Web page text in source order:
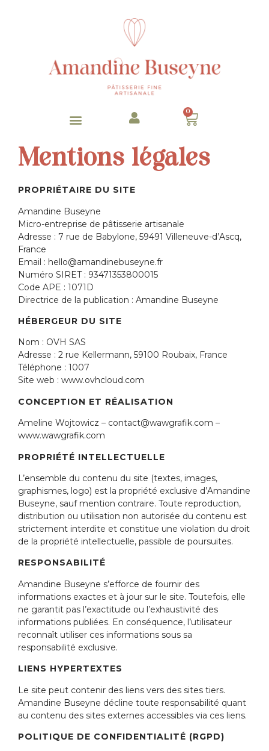
0
Mentions légales
PROPRIÉTAIRE DU SITE
Amandine Buseyne
Micro-entreprise de pâtisserie artisanale
Adresse : 7 rue de Babylone, 59491 Villeneuve-d’Ascq,
France
Email : hello@amandinebuseyne.fr
Numéro SIRET : 93471353800015
Code APE : 1071D
Directrice de la publication : Amandine Buseyne
HÉBERGEUR DU SITE
Nom : OVH SAS
Adresse : 2 rue Kellermann, 59100 Roubaix, France
Téléphone : 1007
Site web : www.ovhcloud.com
CONCEPTION ET RÉALISATION
Ameline Wojtowicz – contact@wawgrafik.com –
www.wawgrafik.com
PROPRIÉTÉ INTELLECTUELLE
L’ensemble du contenu du site (textes, images,
graphismes, logo) est la propriété exclusive d’Amandine
Buseyne, sauf mention contraire. Toute reproduction,
distribution ou utilisation non autorisée du contenu est
strictement interdite et constitue une violation du droit
de la propriété intellectuelle, passible de poursuites.
RESPONSABILITÉ
Amandine Buseyne s’efforce de fournir des
informations exactes et à jour sur le site. Toutefois, elle
ne garantit pas l’exactitude ou l’exhaustivité des
informations publiées. En conséquence, l’utilisateur
reconnaît utiliser ces informations sous sa
responsabilité exclusive.
LIENS HYPERTEXTES
Le site peut contenir des liens vers des sites tiers.
Amandine Buseyne décline toute responsabilité quant
au contenu des sites externes accessibles via ces liens.
POLITIQUE DE CONFIDENTIALITÉ (RGPD)